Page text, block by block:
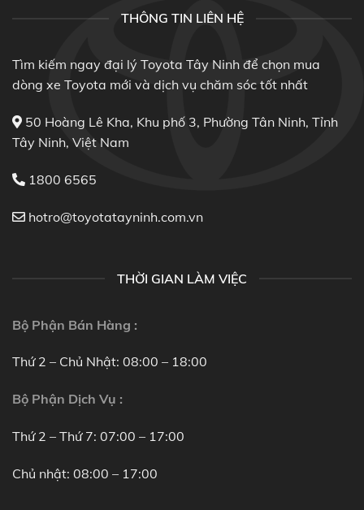
THÔNG TIN LIÊN HỆ
Tìm kiếm ngay đại lý Toyota Tây Ninh để chọn mua
dòng xe Toyota mới và dịch vụ chăm sóc tốt nhất
50 Hoàng Lê Kha, Khu phố 3, Phường Tân Ninh, Tỉnh
Tây Ninh, Việt Nam
1800 6565
hotro@toyotatayninh.com.vn
THỜI GIAN LÀM VIỆC
Bộ Phận Bán Hàng :
Thứ 2 – Chủ Nhật: 08:00 – 18:00
Bộ Phận Dịch Vụ :
Thứ 2 – Thứ 7: 07:00 – 17:00
Chủ nhật: 08:00 – 17:00